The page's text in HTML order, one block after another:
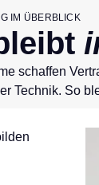
IM ÜBERBLICK
schaffen
Technik. So